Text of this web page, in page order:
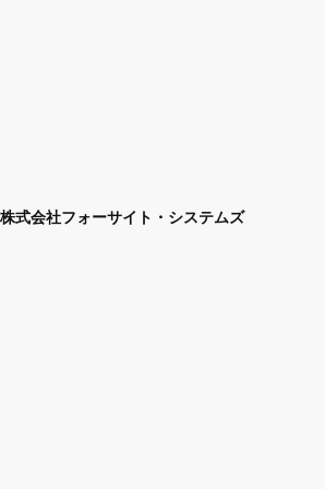
株式会社フォーサイト・システムズ